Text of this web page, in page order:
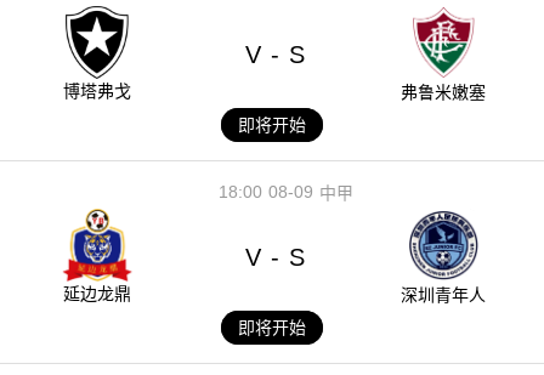
博塔弗戈
V - S
弗鲁米嫩塞
即将开始
08-09
18:00 中甲
延边龙鼎
V - S
深圳青年人
即将开始